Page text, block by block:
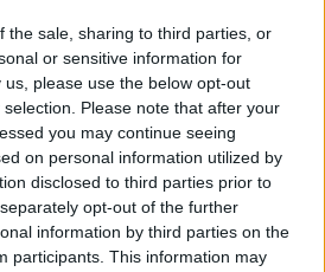
the sale, sharing to third parties, or
or sensitive information for
please use the below opt-out
Please note that after your
you may continue seeing
on personal information utilized by
disclosed to third parties prior to
opt-out of the further
information by third parties on the
participants. This information may